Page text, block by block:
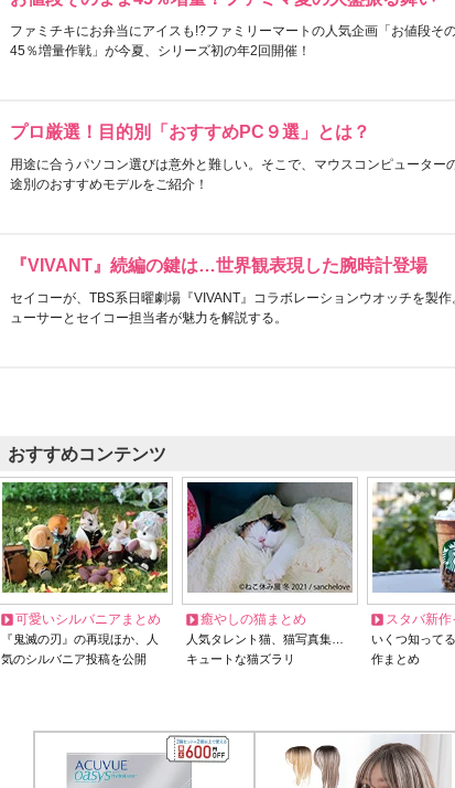
ファミチキにお弁当にアイスも!?ファミリーマートの人気企画「お値段そ
45％増量作戦」が今夏、シリーズ初の年2回開催！
プロ厳選！目的別「おすすめPC９選」とは？
用途に合うパソコン選びは意外と難しい。そこで、マウスコンピューター
途別のおすすめモデルをご紹介！
『VIVANT』続編の鍵は…世界観表現した腕時計登場
セイコーが、TBS系日曜劇場『VIVANT』コラボレーションウオッチを製
ューサーとセイコー担当者が魅力を解説する。
おすすめコンテンツ
可愛いシルバニアまとめ
『鬼滅の刃』の再現ほか、人
気のシルバニア投稿を公開
癒やしの猫まとめ
人気タレント猫、猫写真集…
キュートな猫ズラリ
スタバ新作
いくつ知って
作まとめ